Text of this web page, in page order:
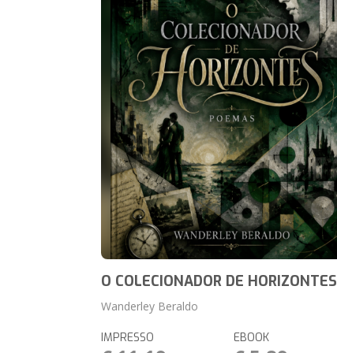
O COLECIONADOR DE HORIZONTES
Wanderley Beraldo
IMPRESSO EBOOK